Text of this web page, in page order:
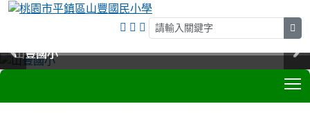
山豐國小
山豐國小
山豐國小
山豐國小